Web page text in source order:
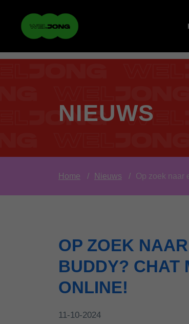
NIEUWS
Home Nieuws Op zoek naar
OP ZOEK
BUDDY? CHAT
ONLINE!
11-10-2024